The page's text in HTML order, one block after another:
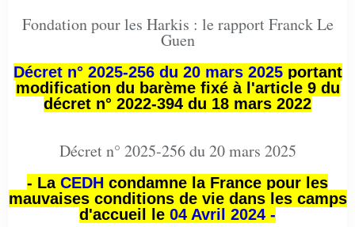
Fondation pour les Harkis : le rapport Franck Le
Guen
Décret n° 2025-256 du 20 mars 2025portant
modification du barème fixé à l'article 9 du
décret n° 2022-394 du 18 mars 2022
Décret n° 2025-256 du 20 mars 2025
- La CEDH condamne la France pour les
mauvaises conditions de vie dans les camps
d'accueil le 04 Avril 2024 -